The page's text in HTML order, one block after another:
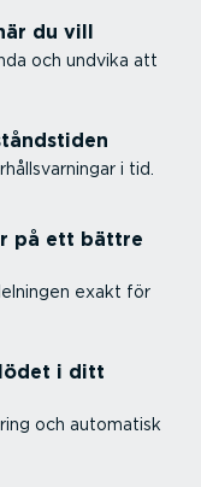
du vill
och undvika att
i tid.
på ett bättre
exakt för
i ditt
och automatisk